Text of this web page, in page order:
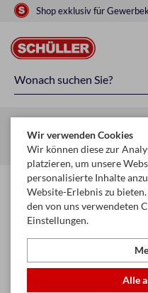
Shop exklusiv für
Startseite
Wir verwenden Cookies
Wir können diese zur
platzieren, um unsere
personalisierte Inhalte
Website-Erlebnis zu
den von uns verwendeten
Einstellungen.
Alle